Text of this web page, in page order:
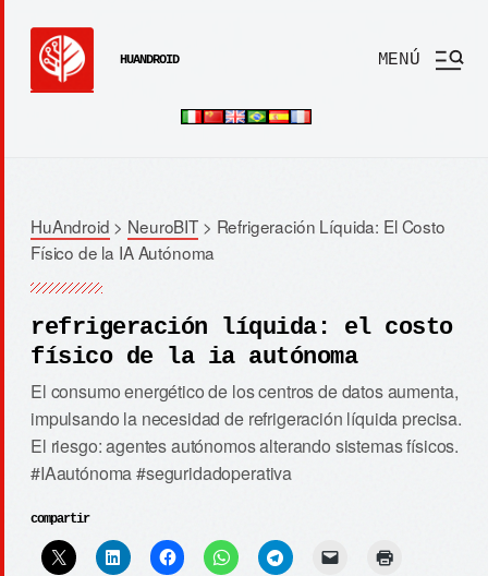
HUANDROID MENÚ
HuAndroid > NeuroBIT> Refrigeración Líquida: El Costo
Físico de la IA Autónoma
refrigeración líquida: el costo
físico de la ia autónoma
El consumo energético de los centros de datos aumenta,
impulsando la necesidad de refrigeración líquida precisa.
El riesgo: agentes autónomos alterando sistemas físicos.
#IAautónoma #seguridadoperativa
compartir